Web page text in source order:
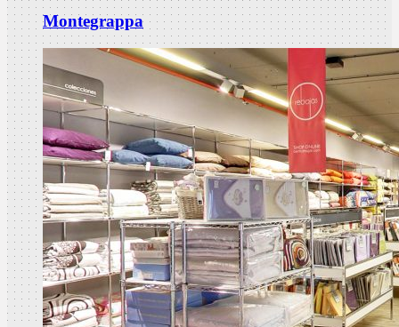
Montegrappa